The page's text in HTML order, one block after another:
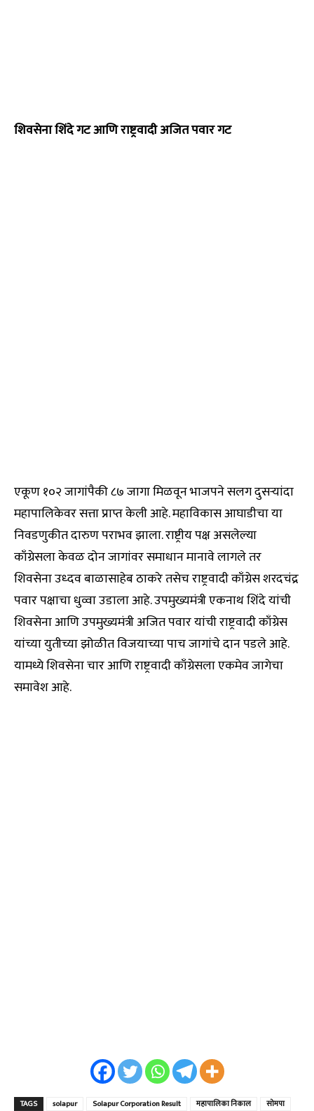
शिवसेना शिंदे गट आणि राष्ट्रवादी अजित पवार गट
एकूण १०२ जागांपैकी ८७ जागा मिळवून भाजपने सलग दुसऱ्यांदा
महापालिकेवर सत्ता प्राप्त केली आहे. महाविकास आघाडीचा या
निवडणुकीत दारुण पराभव झाला. राष्ट्रीय पक्ष असलेल्या
काँग्रेसला केवळ दोन जागांवर समाधान मानावे लागले तर
शिवसेना उध्दव बाळासाहेब ठाकरे तसेच राष्ट्रवादी काँग्रेस शरदचंद्र
पवार पक्षाचा धुव्वा उडाला आहे. उपमुख्यमंत्री एकनाथ शिंदे यांची
शिवसेना आणि उपमुख्यमंत्री अजित पवार यांची राष्ट्रवादी काँग्रेस
यांच्या युतीच्या झोळीत विजयाच्या पाच जागांचे दान पडले आहे.
यामध्ये शिवसेना चार आणि राष्ट्रवादी काँग्रेसला एकमेव जागेचा
समावेश आहे.
TAGS solapur Solapur Corporation Result महापालिका निकाल
सोमपा